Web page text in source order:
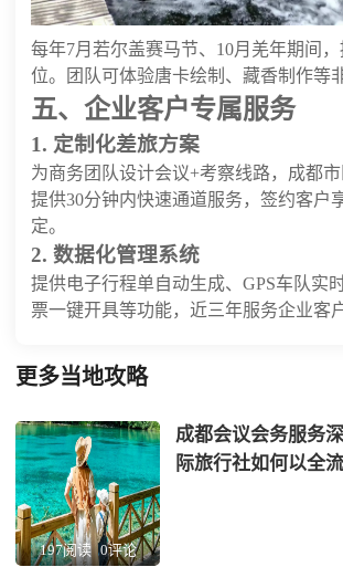
每年7月若尔盖赛马节、10月羌年期间
位。团队可体验唐卡绘制、藏香制作等
五、企业客户专属服务
1. 定制化差旅方案
为商务团队设计会议+考察线路，成都
提供30分钟内快速通道服务，签约客户
定。
2. 数据化管理系统
提供电子行程单自动生成、GPS车队实
票一键开具等功能，近三年服务企业客
更多当地攻略
197阅读 0评论
成都会议会务服务
际旅行社如何以全